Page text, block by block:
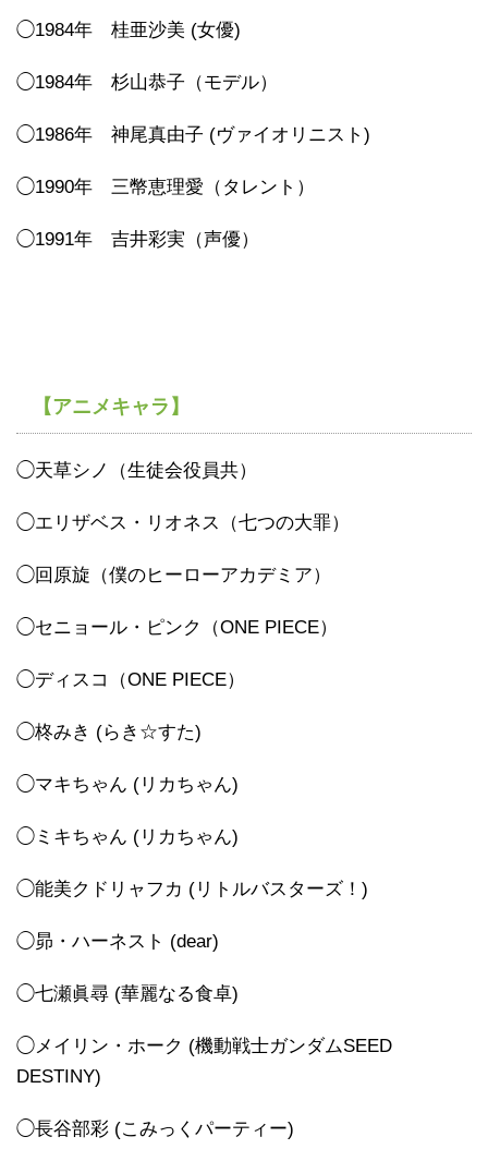
◯1984年 桂亜沙美 (女優)
◯1984年 杉山恭子（モデル）
◯1986年 神尾真由子 (ヴァイオリニスト)
◯1990年 三幣恵理愛（タレント）
◯1991年 吉井彩実（声優）
【アニメキャラ】
◯天草シノ（生徒会役員共）
◯エリザベス・リオネス（七つの大罪）
◯回原旋（僕のヒーローアカデミア）
◯セニョール・ピンク（ONE PIECE）
◯ディスコ（ONE PIECE）
◯柊みき (らき☆すた)
◯マキちゃん (リカちゃん)
◯ミキちゃん (リカちゃん)
◯能美クドリャフカ (リトルバスターズ！)
◯昴・ハーネスト (dear)
◯七瀬眞尋 (華麗なる食卓)
◯メイリン・ホーク (機動戦士ガンダムSEED
DESTINY)
◯長谷部彩 (こみっくパーティー)